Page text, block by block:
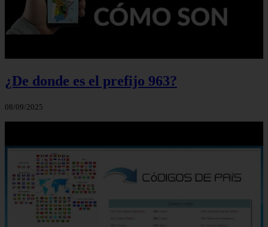
¿De donde es el prefijo 963?
08/09/2025